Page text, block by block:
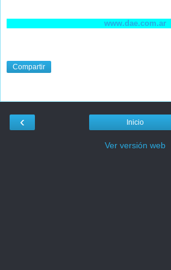
www.dae.com.ar
Compartir
‹ Inicio
Ver versión web